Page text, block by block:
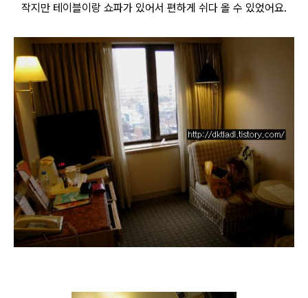
작지만 테이블이랑 쇼파가 있어서 편하게 쉬다 올 수 있었어요.